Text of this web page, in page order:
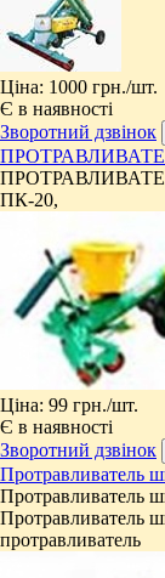
Ціна: 1000 грн./шт.
Є в наявності
Зворотний дзвінок
ПК-20,
Ціна: 99 грн./шт.
Є в наявності
Зворотний дзвінок
Протравливатель
Протравливатель
Протравливатель
протравливатель